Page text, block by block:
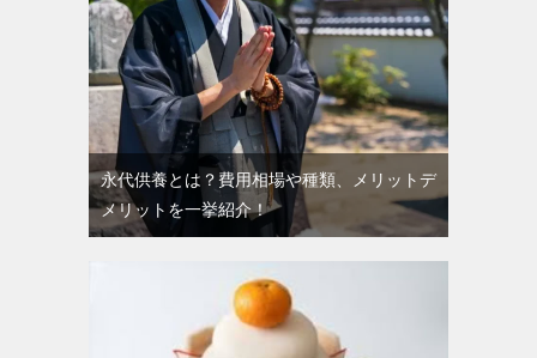
永代供養とは？費用相場や種類、メリットデ
メリットを一挙紹介！